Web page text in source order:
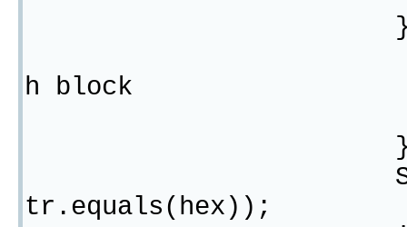
} catch
h block
tr.equals(hex));